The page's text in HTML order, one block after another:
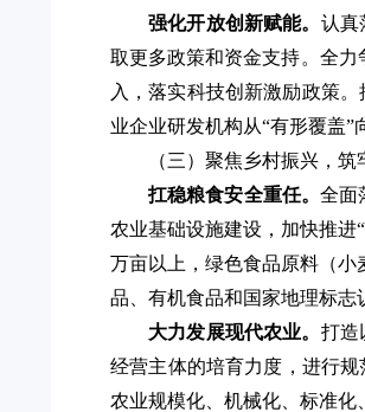
强化开放创新赋能。 认真
取更多政策和资金支持。全
入，落实科技创新激励政策
业企业研发机构从“有形覆盖
（三）聚焦乡村振兴，
扛稳粮食安全重任。 全面
农业基础设施建设， 加快推进
万亩以上， 绿色食品原料（小
品、有机食品和国家地理标
大力发展现代农业。 打造
经营主体的培育力度，进行
农业规模化、机械化、标准